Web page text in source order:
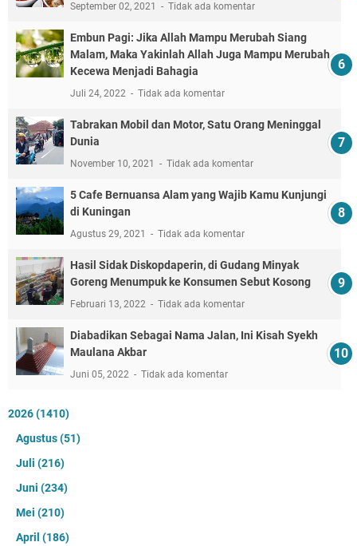
September 02, 2021 Tidak ada komentar
Embun Pagi: Jika Allah Mampu Merubah Siang
Malam, Maka Yakinlah Allah Juga Mampu Merubah
Kecewa Menjadi Bahagia
Juli 24, 2022 Tidak ada komentar
Tabrakan Mobil dan Motor, Satu Orang Meninggal
Dunia
November 10, 2021 Tidak ada komentar
5 Cafe Bernuansa Alam yang Wajib Kamu Kunjungi
di Kuningan
Agustus 29, 2021 Tidak ada komentar
Hasil Sidak Diskopdaperin, di Gudang Minyak
Goreng Menumpuk ke Konsumen Sebut Kosong
Februari 13, 2022 Tidak ada komentar
Diabadikan Sebagai Nama Jalan, Ini Kisah Syekh
Maulana Akbar
Juni 05, 2022 Tidak ada komentar
2026(1410)
Agustus(51)
Juli (216)
Juni (234)
Mei (210)
April (186)